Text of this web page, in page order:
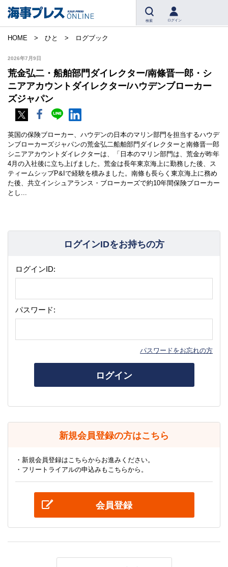
検索 ログイン
HOME ひと ログブック
2026年7月9日
荒金弘二・船舶部門ダイレクター/南條晋一郎・シ
ニアアカウントダイレクター/ハウデンブローカー
ズジャパン
英国の保険ブローカー、ハウデンの日本のマリン部門を担当するハウデ
ンブローカーズジャパンの荒金弘二船舶部門ダイレクターと南條晋一郎
シニアアカウントダイレクターは、「日本のマリン部門は、荒金が昨年
4月の入社後に立ち上げました。荒金は長年東京海上に勤務した後、ス
ティームシップP&Iで経験を積みました。南條も長らく東京海上に務め
た後、共立インシュアランス・ブローカーズで約10年間保険ブローカー
とし...
ログインIDをお持ちの方
ログインID:
パスワード:
パスワードをお忘れの方
ログイン
新規会員登録の方はこちら
・新規会員登録はこちらからお進みください。
・フリートライアルの申込みもこちらから。
会員登録